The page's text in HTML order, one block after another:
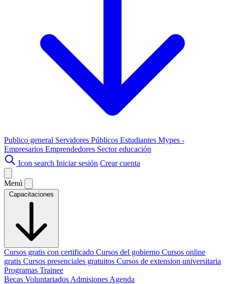
Publico general Servidores Públicos Estudiantes Mypes -
Empresarios Emprendedores Sector educación
Icon search Iniciar sesión Crear cuenta
Menú
Capacitaciones
Cursos gratis con certificado Cursos del gobierno Cursos online
gratis Cursos presenciales gratuitos Cursos de extension universitaria
Programas Trainee
Becas Voluntariados Admisiones Agenda